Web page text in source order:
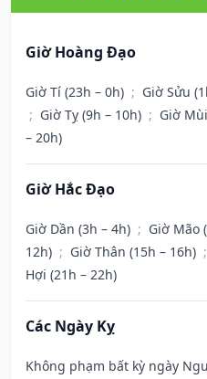
Giờ Hoàng Đạo
Giờ Tí (23h – 0h) ; Giờ Sửu
; Giờ Tỵ (9h – 10h) ; Giờ
– 20h)
Giờ Hắc Đạo
Giờ Dần (3h – 4h) ; Giờ Mão
12h) ; Giờ Thân (15h – 16h) ;
Hợi (21h – 22h)
Các Ngày Kỵ
Không phạm bất kỳ ngày